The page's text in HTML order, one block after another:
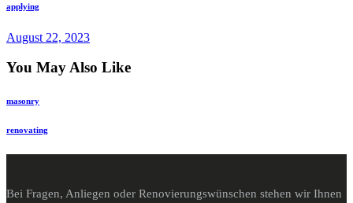
applying
August 22, 2023
You May Also Like
masonry
renovating
Bei Fragen, Anliegen oder Renovierungswünschen stehen wir Ihnen